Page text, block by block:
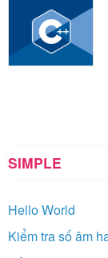
SIMPLE
Hello World
Kiểm tra số âm